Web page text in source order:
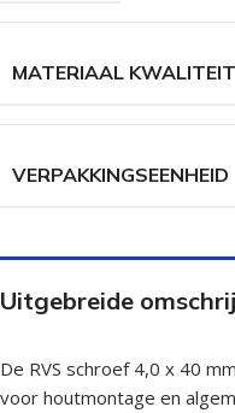
MATERIAAL KWALITEIT
VERPAKKINGSEENHEID
Uitgebreide
De RVS schroef 4,0 x 40
voor houtmontage en